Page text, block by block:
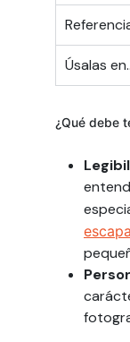
Úsalas
¿Qué debe